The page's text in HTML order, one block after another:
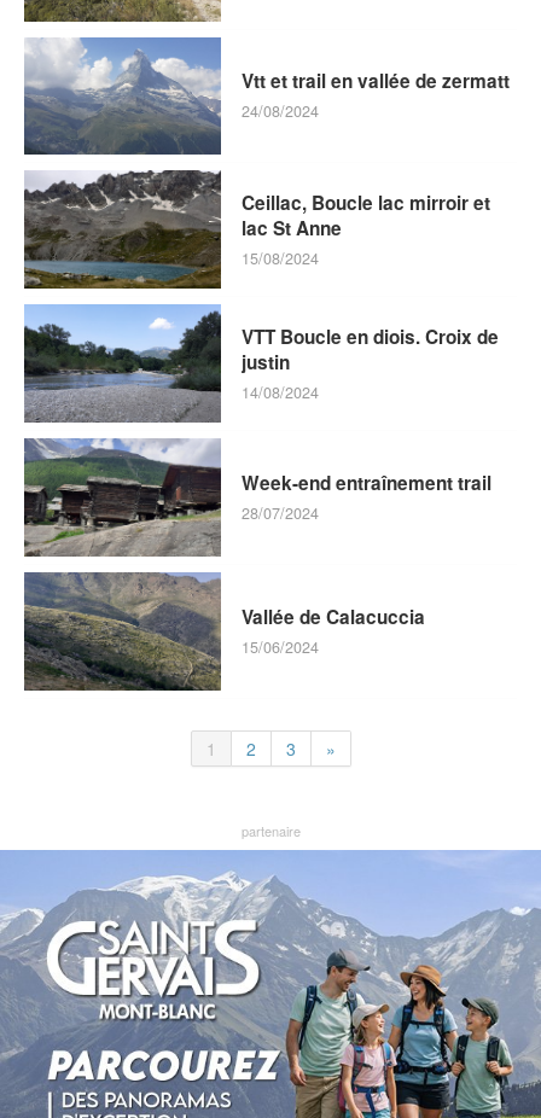
Vtt et trail en vallée de zermatt
24/08/2024
Ceillac, Boucle lac mirroir et
lac St Anne
15/08/2024
VTT Boucle en diois. Croix de
justin
14/08/2024
Week-end entraînement trail
28/07/2024
Vallée de Calacuccia
15/06/2024
1 2 3 »